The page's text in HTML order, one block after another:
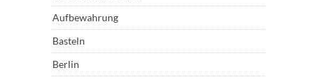
Aufbewahrung
Basteln
Berlin